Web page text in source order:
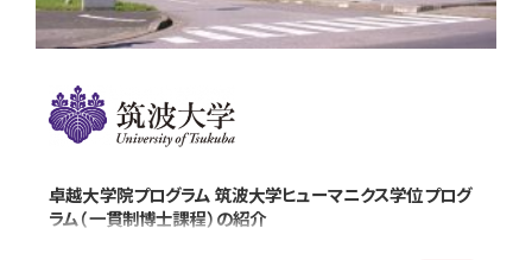
卓越大学院プログラム 筑波大学ヒューマニクス学位プログ
ラム（一貫制博士課程）の紹介